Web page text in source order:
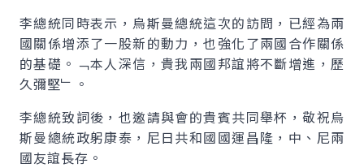
李總統同時表示，烏斯曼總統這次的訪問，已經為兩
國關係增添了一股新的動力，也強化了兩國合作關係
的基礎。﹁本人深信，貴我兩國邦誼將不斷增進，歷
久彌堅﹂。
李總統致詞後，也邀請與會的貴賓共同舉杯，敬祝烏
斯曼總統政躬康泰，尼日共和國國運昌隆，中、尼兩
國友誼長存。